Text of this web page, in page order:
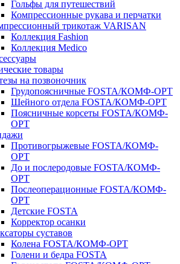
Гольфы для путешествий
Компрессионные рукава и перчатки
трикотаж VARISAN
Коллекция Fashion
Коллекция Medico
товары
на позвоночник
Грудопоясничные FOSTA/КОМФ-ОРТ
Шейного отдела FOSTA/КОМФ-ОРТ
Поясничные корсеты FOSTA/КОМФ-
ОРТ
Противогрыжевые FOSTA/КОМФ-
ОРТ
До и послеродовые FOSTA/КОМФ-
ОРТ
Послеоперационные FOSTA/КОМФ-
ОРТ
Детские FOSTA
Корректор осанки
суставов
Колена FOSTA/КОМФ-ОРТ
Голени и бедра FOSTA